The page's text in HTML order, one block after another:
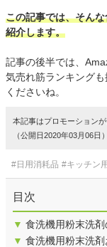
この記事では、そん
紹介します。
記事の後半では、
気売れ筋ランキング
くださいね。
本記事はプロモーション
（公開日2020年03月06日）
#日用消耗品 #キッチン
目次
▼ 食洗機用粉末洗
▼ 食洗機用粉末洗剤